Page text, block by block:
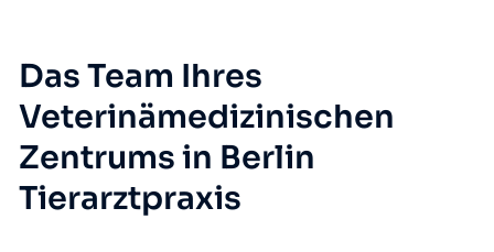
Das Team Ihres
Veterinämedizinischen
Zentrums in Berlin
Tierarztpraxis